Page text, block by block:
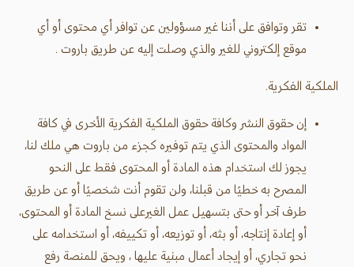
تقر وتوافق على أننا غير مسؤولين عن توافر أي محتوى أو أي
موقع إلكتروني للغير والذي وصلت إليه عن طريق باروت .
الملكية الفكرية.
إن حقوق النشر وكافة حقوق الملكية الفكرية الأخرى في كافة
المواد والمحتوى الذي يتم توفيره كجزء من باروت هي ملك لنا،
يجوز لك استخدام هذه المادة أو المحتوى فقط على النحو
المصرح به خطيًا من قبلنا، ولن تقوم أنت شخصيًا أو عن طريق
طرف آخر أو حتى بتسهيل عمل الغيرعلى نسخ المادة أو المحتوى،
أو إعادة إنتاجه، أو بثه، أو توزيعه، أو تكييفه، أو استخدامه على
نحو تجاري، أو إيجاد أعمال مبنية عليها ، ويحق للمنصة رفع